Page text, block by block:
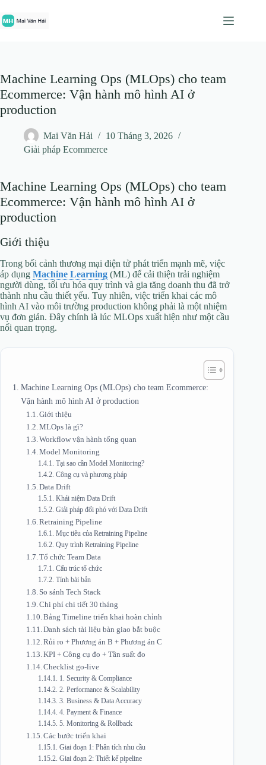
đến
phần
Machine Learning Ops (MLOps) cho team
Ecommerce: Vận hành mô hình AI ở
production
Mai Văn Hải
10 Tháng 3, 2026
Giải pháp Ecommerce
Machine Learning Ops (MLOps) cho team
Ecommerce: Vận hành mô hình AI ở
production
Giới thiệu
Trong bối cảnh thương mại điện tử phát triển mạnh mẽ, việc
áp dụng Machine Learning (ML) để cải thiện trải nghiệm
người dùng, tối ưu hóa quy trình và gia tăng doanh thu đã trở
thành nhu cầu thiết yếu. Tuy nhiên, việc triển khai các mô
hình AI vào môi trường production không phải là một nhiệm
vụ đơn giản. Đây chính là lúc MLOps xuất hiện như một cầu
nối quan trọng.
Machine Learning Ops (MLOps) cho team Ecommerce:
Vận hành mô hình AI ở production
Giới thiệu
MLOps là gì?
Workflow vận hành tổng quan
Model Monitoring
Tại sao cần Model Monitoring?
Công cụ và phương pháp
Data Drift
Khái niệm Data Drift
Giải pháp đối phó với Data Drift
Retraining Pipeline
Mục tiêu của Retraining Pipeline
Quy trình Retraining Pipeline
Tổ chức Team Data
Cấu trúc tổ chức
Tính bài bản
So sánh Tech Stack
Chi phí chi tiết 30 tháng
Bảng Timeline triển khai hoàn chỉnh
Danh sách tài liệu bàn giao bắt buộc
Rủi ro + Phương án B + Phương án C
KPI + Công cụ đo + Tần suất đo
Checklist go-live
1. Security & Compliance
2. Performance & Scalability
3. Business & Data Accuracy
4. Payment & Finance
5. Monitoring & Rollback
Các bước triển khai
Giai đoạn 1: Phân tích nhu cầu
Giai đoạn 2: Thiết kế pipeline